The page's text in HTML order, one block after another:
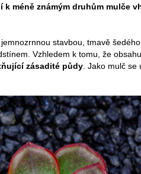
k méně známým druhům mulče
stavbou, tmavě
Vzhledem k tomu, že
zásadité půdy . Jako mulč